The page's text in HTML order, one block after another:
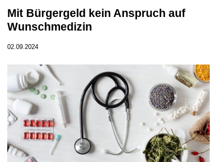
Mit Bürgergeld kein Anspruch auf
Wunschmedizin
02.09.2024